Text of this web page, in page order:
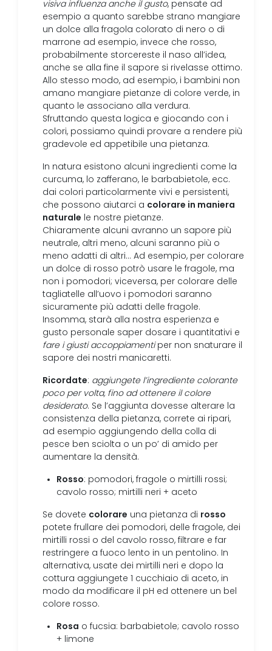
visiva influenza anche il gusto, pensate ad
esempio a quanto sarebbe strano mangiare
un dolce alla fragola colorato di nero o di
marrone ad esempio, invece che rosso,
probabilmente storcereste il naso all’idea,
anche se alla fine il sapore si rivelasse ottimo.
Allo stesso modo, ad esempio, i bambini non
amano mangiare pietanze di colore verde, in
quanto le associano alla verdura.
Sfruttando questa logica e giocando con i
colori, possiamo quindi provare a rendere più
gradevole ed appetibile una pietanza.
In natura esistono alcuni ingredienti come la
curcuma, lo zafferano, le barbabietole, ecc.
dai colori particolarmente vivi e persistenti,
che possono aiutarci a colorare in maniera
naturale le nostre pietanze.
Chiaramente alcuni avranno un sapore più
neutrale, altri meno, alcuni saranno più o
meno adatti di altri… Ad esempio, per colorare
un dolce di rosso potrò usare le fragole, ma
non i pomodori; viceversa, per colorare delle
tagliatelle all’uovo i pomodori saranno
sicuramente più adatti delle fragole.
Insomma, starà alla nostra esperienza e
gusto personale saper dosare i quantitativi e
fare i giusti accoppiamentiper non snaturare il
sapore dei nostri manicaretti.
Ricordate: aggiungete l’ingrediente colorante
poco per volta, fino ad ottenere il colore
desiderato. Se l’aggiunta dovesse alterare la
consistenza della pietanza, correte ai ripari,
ad esempio aggiungendo della colla di
pesce ben sciolta o un po’ di amido per
aumentare la densità.
Rosso: pomodori, fragole o mirtilli rossi;
cavolo rosso; mirtilli neri + aceto
Se dovete colorare una pietanza di rosso
potete frullare dei pomodori, delle fragole, dei
mirtilli rossi o del cavolo rosso, filtrare e far
restringere a fuoco lento in un pentolino. In
alternativa, usate dei mirtilli neri e dopo la
cottura aggiungete 1 cucchiaio di aceto, in
modo da modificare il pH ed ottenere un bel
colore rosso.
Rosa o fucsia: barbabietole; cavolo rosso
+ limone